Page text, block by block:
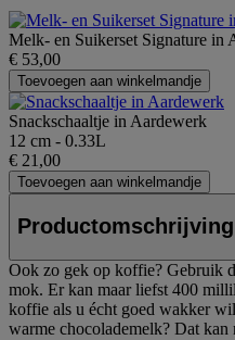
Melk- en Suikerset Signature in
€ 53,00
Toevoegen aan winkelmandje
Snackschaaltje in Aardewerk
12 cm - 0.33L
€ 21,00
Toevoegen aan winkelmandje
Productomschrijving
Ook zo gek op koffie? Gebruik
mok. Er kan maar liefst 400
koffie als u écht goed wakker
warme chocolademelk? Dat